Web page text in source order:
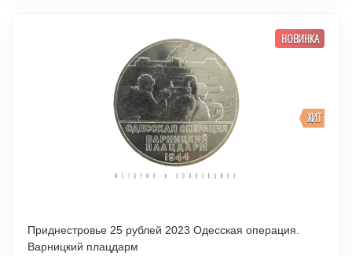
ХИТ
НОВИНКА
Приднестровье 25 рублей 2023 Одесская операция.
Варницкий плацдарм